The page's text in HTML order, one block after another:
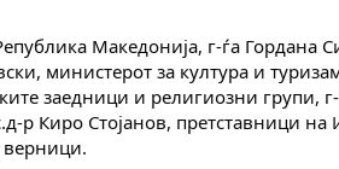
Македонија, г-ѓа Гордана
министерот за култура и
заедници и религиозни групи,
р Киро Стојанов, претставници на
верници.